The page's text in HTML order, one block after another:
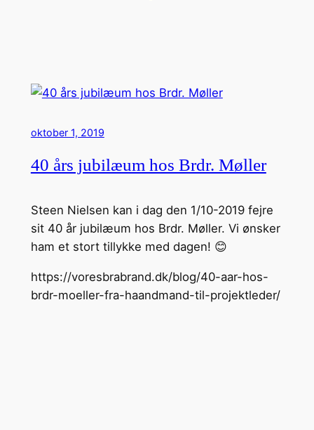
oktober 1, 2019
40 års jubilæum hos Brdr. Møller
Steen Nielsen kan i dag den 1/10-2019 fejre
sit 40 år jubilæum hos Brdr. Møller. Vi ønsker
ham et stort tillykke med dagen! 😊
https://voresbrabrand.dk/blog/40-aar-hos-
brdr-moeller-fra-haandmand-til-projektleder/